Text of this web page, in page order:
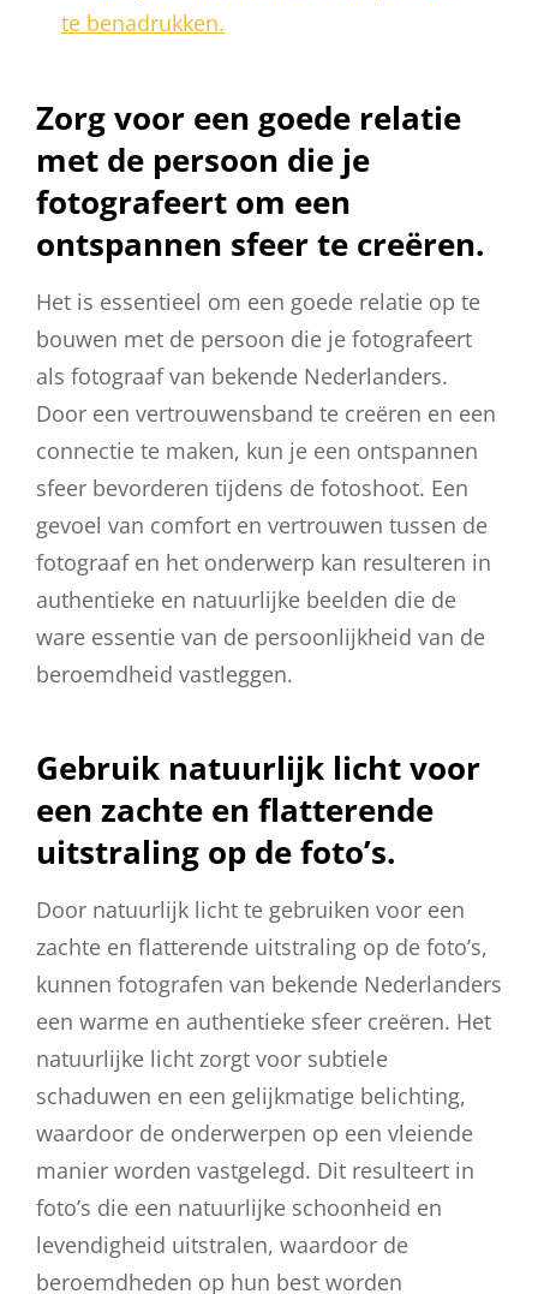
te benadrukken.
Zorg voor een goede relatie
met de persoon die je
fotografeert om een
ontspannen sfeer te creëren.
Het is essentieel om een goede relatie op te
bouwen met de persoon die je fotografeert
als fotograaf van bekende Nederlanders.
Door een vertrouwensband te creëren en een
connectie te maken, kun je een ontspannen
sfeer bevorderen tijdens de fotoshoot. Een
gevoel van comfort en vertrouwen tussen de
fotograaf en het onderwerp kan resulteren in
authentieke en natuurlijke beelden die de
ware essentie van de persoonlijkheid van de
beroemdheid vastleggen.
Gebruik natuurlijk licht voor
een zachte en flatterende
uitstraling op de foto’s.
Door natuurlijk licht te gebruiken voor een
zachte en flatterende uitstraling op de foto’s,
kunnen fotografen van bekende Nederlanders
een warme en authentieke sfeer creëren. Het
natuurlijke licht zorgt voor subtiele
schaduwen en een gelijkmatige belichting,
waardoor de onderwerpen op een vleiende
manier worden vastgelegd. Dit resulteert in
foto’s die een natuurlijke schoonheid en
levendigheid uitstralen, waardoor de
beroemdheden op hun best worden